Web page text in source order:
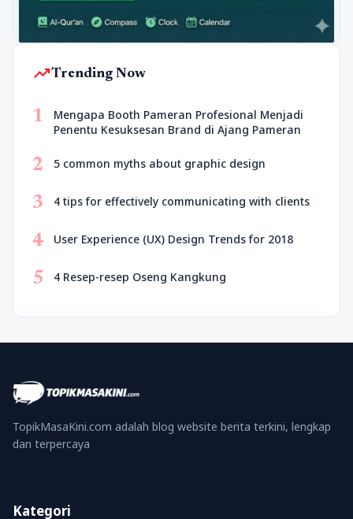
trending_upTrending Now
1
Mengapa Booth Pameran Profesional Menjadi
Penentu Kesuksesan Brand di Ajang Pameran
2 5 common myths about graphic design
3 4 tips for effectively communicating with clients
4 User Experience (UX) Design Trends for 2018
5 4 Resep-resep Oseng Kangkung
TopikMasaKini.com adalah blog website berita terkini, lengkap
dan terpercaya
Kategori